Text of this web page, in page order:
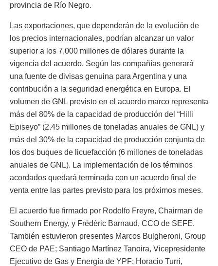
provincia de Río Negro.
Las exportaciones, que dependerán de la evolución de
los precios internacionales, podrían alcanzar un valor
superior a los 7,000 millones de dólares durante la
vigencia del acuerdo. Según las compañías generará
una fuente de divisas genuina para Argentina y una
contribución a la seguridad energética en Europa. El
volumen de GNL previsto en el acuerdo marco representa
más del 80% de la capacidad de producción del “Hilli
Episeyo” (2.45 millones de toneladas anuales de GNL) y
más del 30% de la capacidad de producción conjunta de
los dos buques de licuefacción (6 millones de toneladas
anuales de GNL). La implementación de los términos
acordados quedará terminada con un acuerdo final de
venta entre las partes previsto para los próximos meses.
El acuerdo fue firmado por Rodolfo Freyre, Chairman de
Southern Energy, y Frédéric Barnaud, CCO de SEFE.
También estuvieron presentes Marcos Bulgheroni, Group
CEO de PAE; Santiago Martínez Tanoira, Vicepresidente
Ejecutivo de Gas y Energía de YPF; Horacio Turri,